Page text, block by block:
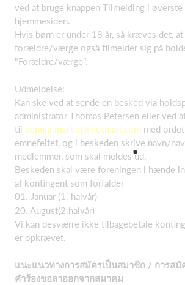
ved at bruge knappen Tilmelding i
hjemmesiden.
Hvis børn er under 18 år, så kræves det, at
forældre/værge også tilmelder sig på
"Forældre/værge".
Udmeldelse:
Kan ske ved at sende en besked via
administrator Thomas Petersen eller ved
til dennjaimarket@hotmail.com med
emnefeltet, og i beskeden skrive navn/
medlemmer, som skal meldes ud.
Beskeden skal være foreningen i hænde
af kontingent som forfalder
01. Januar (1. halvår)
20. August(2.halvår)
Vi kan desværre ikke tilbagebetale
er opkrævet.
แนะแนวทางการสมัครเป็นสมาชิก / การสมั
คำร้องขอลาออกจากสมาคม